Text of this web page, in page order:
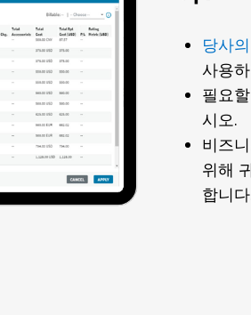
당사
사용
필요
시오.
비즈
위해
합니